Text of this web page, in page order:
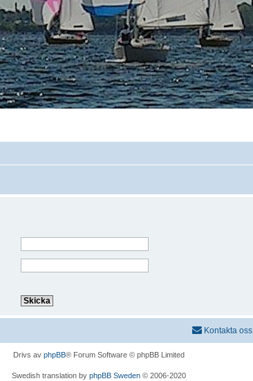
Kontakta oss
Drivs av phpBB® Forum Software © phpBB Limited
Swedish translation by phpBB Sweden © 2006-2020